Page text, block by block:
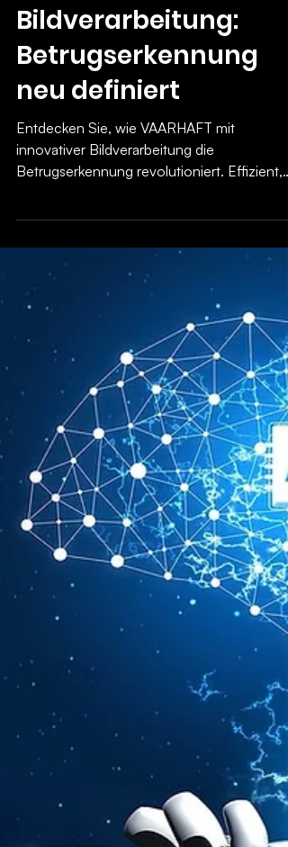
KI & Deepfakes
Innovation trifft
Bildverarbeitung:
Betrugserkennung
neu definiert
Entdecken Sie, wie VAARHAFT mit
innovativer Bildverarbeitung die
Betrugserkennung revolutioniert. Effizient,
präzise und zukunftsweisend!